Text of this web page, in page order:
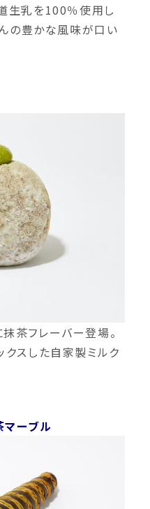
生乳を100％使用し
の豊かな風味が口い
茶フレーバー登場。
クスした自家製ミルク
ーブル